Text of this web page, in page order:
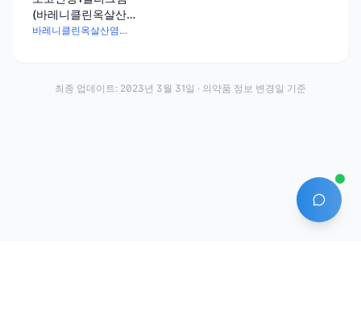
(바레니클린옥살산
염수화물)
바레니클린옥살산염수화물 1.51mg
AI 에이
최종 업데이트: 2023년 3월 31일 · 의약품 정보 변경일 기준